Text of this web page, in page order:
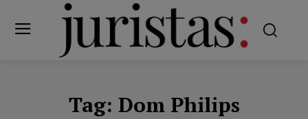
Tag: Dom Philips